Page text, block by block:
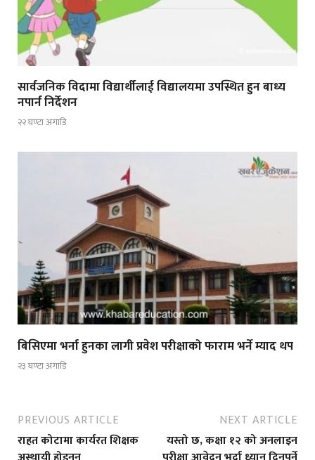
सार्वजनिक विदामा विद्यार्थीलाई विद्यालयमा उपस्थित हुन बाध्य
नपार्न निर्देशन
२२ घण्टा अगाडि
बिसिएमा भर्ना हुनका लागी प्रवेश परीक्षाको फाराम भर्ने म्याद थप
२३ घण्टा अगाडि
PREVIOUS ARTICLE
राहत कोटामा कार्यरत शिक्षक
NEXT ARTICLE
यस्तो छ, कक्षा १२ को अनलाइन